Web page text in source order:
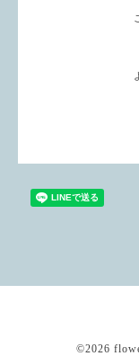
©2026